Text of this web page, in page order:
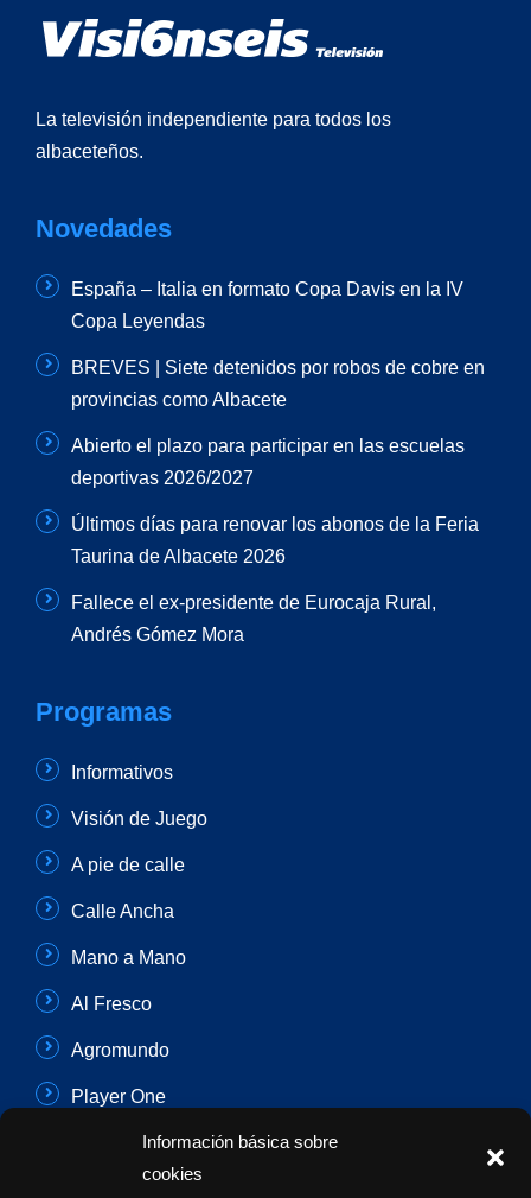
Información básica sobre
cookies
La televisión independiente para todos los
albaceteños.
Novedades
España – Italia en formato Copa Davis en la IV
Copa Leyendas
BREVES | Siete detenidos por robos de cobre en
provincias como Albacete
Abierto el plazo para participar en las escuelas
deportivas 2026/2027
Últimos días para renovar los abonos de la Feria
Taurina de Albacete 2026
Fallece el ex-presidente de Eurocaja Rural,
Andrés Gómez Mora
Programas
Informativos
Visión de Juego
A pie de calle
Calle Ancha
Mano a Mano
Al Fresco
Agromundo
Player One
Con Sentido Común